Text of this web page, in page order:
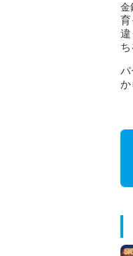
金
育
違
パ
か